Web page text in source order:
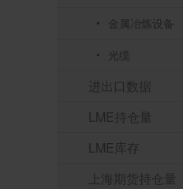
金属冶炼设备
光缆
进出口数据
LME持仓量
LME库存
上海期货持仓量